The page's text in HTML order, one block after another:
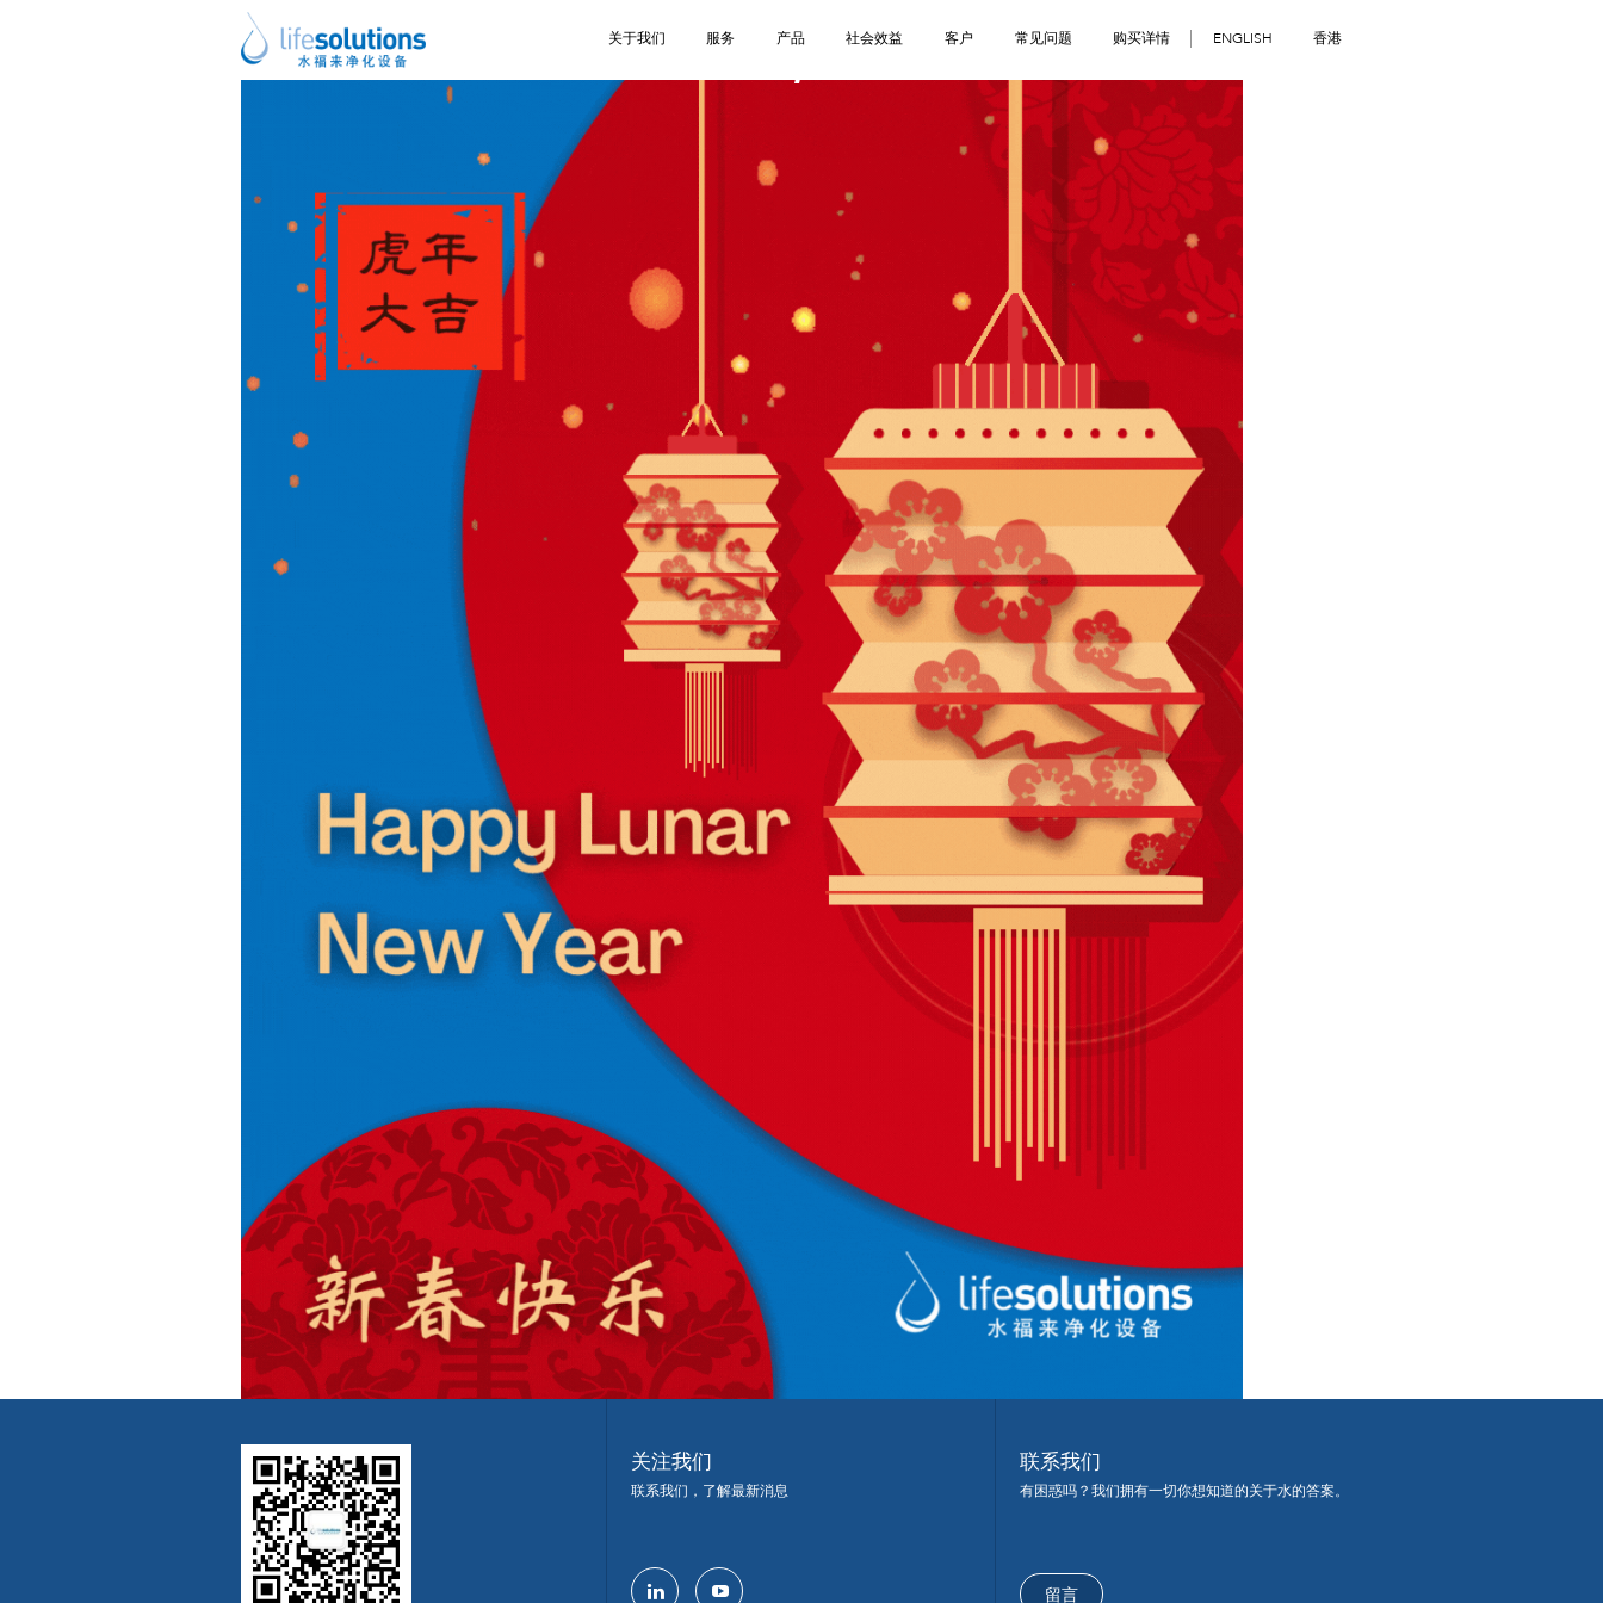
关于我们 服务 产品 社会效益 客户 常见问题 购买详情 ENGLISH 香港
7
关注我们
联系我们，了解最新消息
联系我们
有困惑吗？我们拥有一切你想知道的关于水的答案。
留言